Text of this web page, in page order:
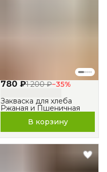
780 ₽1 200 ₽−35%
Закваска для хлеба
Ржаная и Пшеничная
В корзину